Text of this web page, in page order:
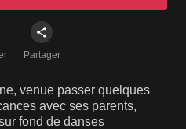
Partager
venue passer quelques
avec ses parents,
fond de danses